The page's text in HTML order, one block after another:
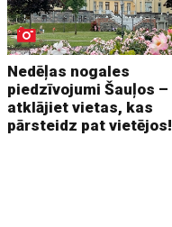
Nedēļas nogales
piedzīvojumi Šauļos –
atklājiet vietas, kas
pārsteidz pat vietējos!